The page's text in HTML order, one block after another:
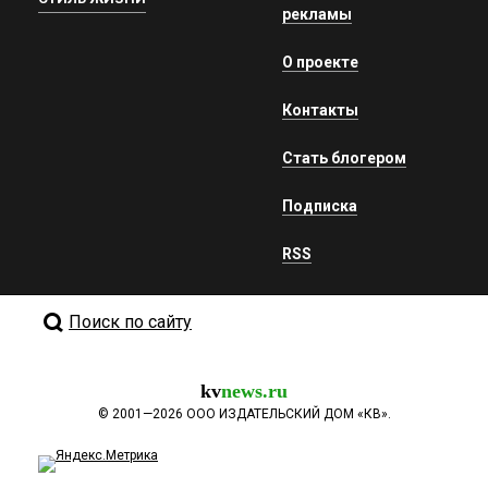
Обожаю умных прямолинейных и близких по духу
10 мая 2021 в 00:49:
10 мая 2021 в 00:30:
всплыли подробности по Навальному.
А сейчас охота разрешена?
мимо проходил
рекламы
О проекте
Контакты
Стать блогером
Подписка
RSS
Поиск по сайту
kvnews.ru
© 2001—2026 ООО ИЗДАТЕЛЬСКИЙ ДОМ «КВ».